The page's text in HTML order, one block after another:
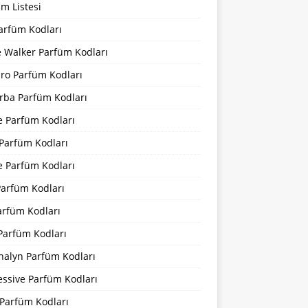
Listesi
Kodları
Walker Parfüm Kodları
Parfüm Kodları
Parfüm Kodları
Parfüm Kodları
Kodları
Parfüm Kodları
Kodları
Kodları
Kodları
Parfüm Kodları
Parfüm Kodları
Kodları